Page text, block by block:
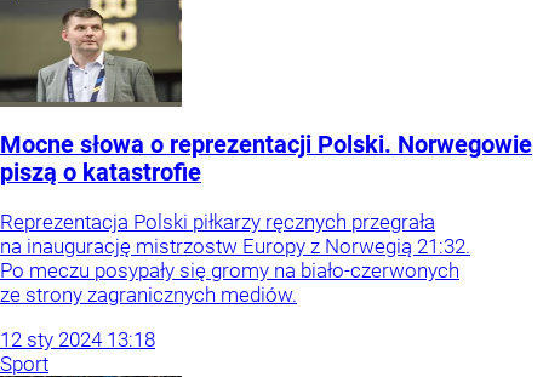
Mocne słowa o reprezentacji Polski. Norwegowie
piszą o katastrofie
Reprezentacja Polski piłkarzy ręcznych przegrała
na inaugurację mistrzostw Europy z Norwegią 21:32.
Po meczu posypały się gromy na biało-czerwonych
ze strony zagranicznych mediów.
12 sty 2024 13:18
Sport